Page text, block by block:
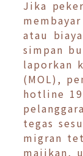
Jika
atau
simpan
laporkan
(MOL),
hotline
tegas
migran
majikan,